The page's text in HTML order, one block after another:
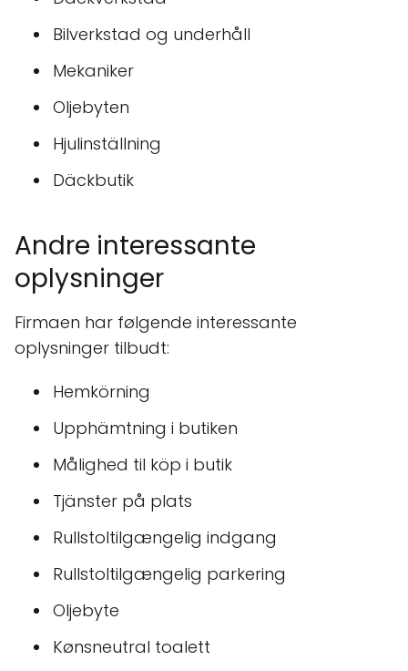
Bilverkstad og underhåll
Mekaniker
Oljebyten
Hjulinställning
Däckbutik
Andre interessante
oplysninger
Firmaen har følgende interessante
oplysninger tilbudt:
Hemkörning
Upphämtning i butiken
Målighed til köp i butik
Tjänster på plats
Rullstoltilgængelig indgang
Rullstoltilgængelig parkering
Oljebyte
Kønsneutral toalett